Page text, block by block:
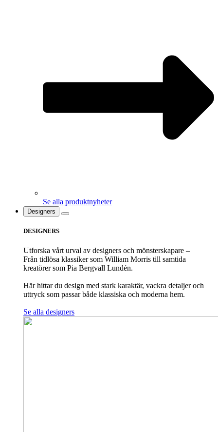
Se alla produktnyheter
Designers
DESIGNERS
Utforska vårt urval av designers och mönsterskapare –
Från tidlösa klassiker som William Morris till samtida
kreatörer som Pia Bergvall Lundén.
Här hittar du design med stark karaktär, vackra detaljer och
uttryck som passar både klassiska och moderna hem.
Se alla designers